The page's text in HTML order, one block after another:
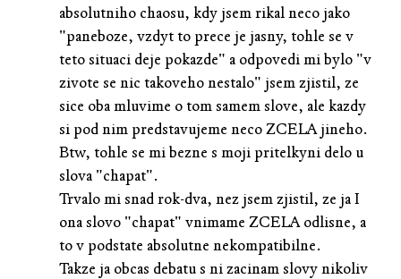
absolutniho chaosu, kdy jsem rikal neco jako
"paneboze, vzdyt to prece je jasny, tohle se v
teto situaci deje pokazde" a odpovedi mi bylo "v
zivote se nic takoveho nestalo" jsem zjistil, ze
sice oba mluvime o tom samem slove, ale kazdy
si pod nim predstavujeme neco ZCELA jineho.
Btw, tohle se mi bezne s moji pritelkyni delo u
slova "chapat".
Trvalo mi snad rok-dva, nez jsem zjistil, ze ja I
ona slovo "chapat" vnimame ZCELA odlisne, a
to v podstate absolutne nekompatibilne.
Takze ja obcas debatu s ni zacinam slovy nikoliv